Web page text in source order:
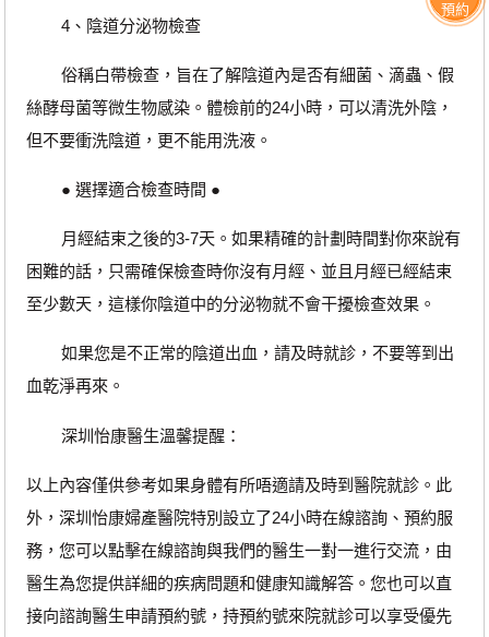
4、陰道分泌物檢查
俗稱白帶檢查，旨在了解陰道內是否有細菌、滴蟲、假
絲酵母菌等微生物感染。體檢前的24小時，可以清洗外陰，
但不要衝洗陰道，更不能用洗液。
● 選擇適合檢查時間 ●
月經結束之後的3-7天。如果精確的計劃時間對你來說有
困難的話，只需確保檢查時你沒有月經、並且月經已經結束
至少數天，這樣你陰道中的分泌物就不會干擾檢查效果。
如果您是不正常的陰道出血，請及時就診，不要等到出
血乾淨再來。
深圳怡康醫生溫馨提醒：
以上內容僅供參考如果身體有所唔適請及時到醫院就診。此
外，深圳怡康婦產醫院特別設立了24小時在線諮詢、預約服
務，您可以點擊在線諮詢與我們的醫生一對一進行交流，由
醫生為您提供詳細的疾病問題和健康知識解答。您也可以直
接向諮詢醫生申請預約號，持預約號來院就診可以享受優先
預約